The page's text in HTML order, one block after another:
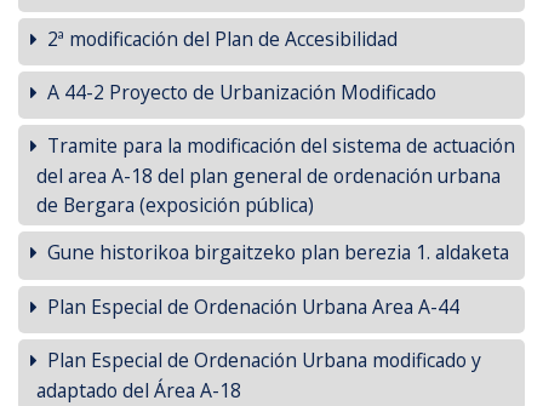
2ª modificación del Plan de Accesibilidad
A 44-2 Proyecto de Urbanización Modificado
Tramite para la modificación del sistema de actuación
del area A-18 del plan general de ordenación urbana
de Bergara (exposición pública)
Gune historikoa birgaitzeko plan berezia 1. aldaketa
Plan Especial de Ordenación Urbana Area A-44
Plan Especial de Ordenación Urbana modificado y
adaptado del Área A-18